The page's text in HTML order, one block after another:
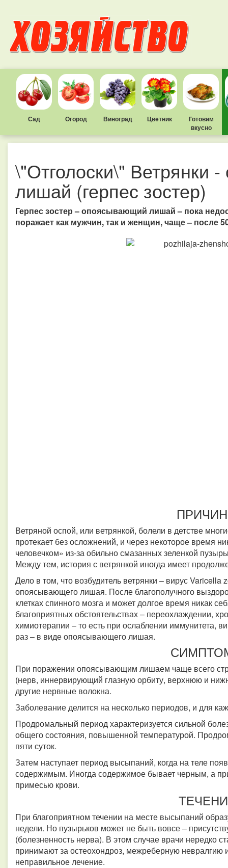
Сад Огород Виноград Цветник
Готовим
вкусно
\"Отголоски\" Ветрянки
лишай (герпес зостер)
Герпес зостер – опоясывающий лишай – пока
поражает как мужчин, так и женщин, чаще – после
Ветряной оспой, или ветрянкой, болели в детстве
протекает без осложнений, и через некоторое время
человечком» из-за обильно смазанных зеленкой
Между тем, история с ветрянкой иногда имеет
Дело в том, что возбудитель ветрянки – вирус Varicella
опоясывающего лишая. После благополучного
клетках спинного мозга и может долгое время никак
благоприятных обстоятельствах – переохлаждении,
химиотерапии – то есть при ослаблении иммунитета,
раз – в виде опоясывающего лишая.
При поражении опоясывающим лишаем чаще всего
(нерв, иннервирующий глазную орбиту, верхнюю и
другие нервные волокна.
Заболевание делится на несколько периодов, и для
Продромальный период характеризуется сильной
общего состояния, повышенной температурой.
пяти суток.
Затем наступает период высыпаний, когда на теле
содержимым. Иногда содержимое бывает черным, а
примесью крови.
При благоприятном течении на месте высыпаний
недели. Но пузырьков может не быть вовсе –
(болезненность нерва). В этом случае врачи нередко
принимают за остеохондроз, межреберную невралгию
неправильное лечение.